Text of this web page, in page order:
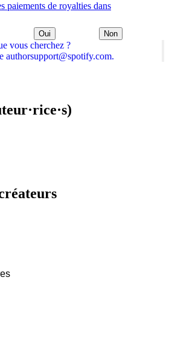
vous cherchez ?
authorsupport@spotify.com.
paiements de royalties dans
Oui Non